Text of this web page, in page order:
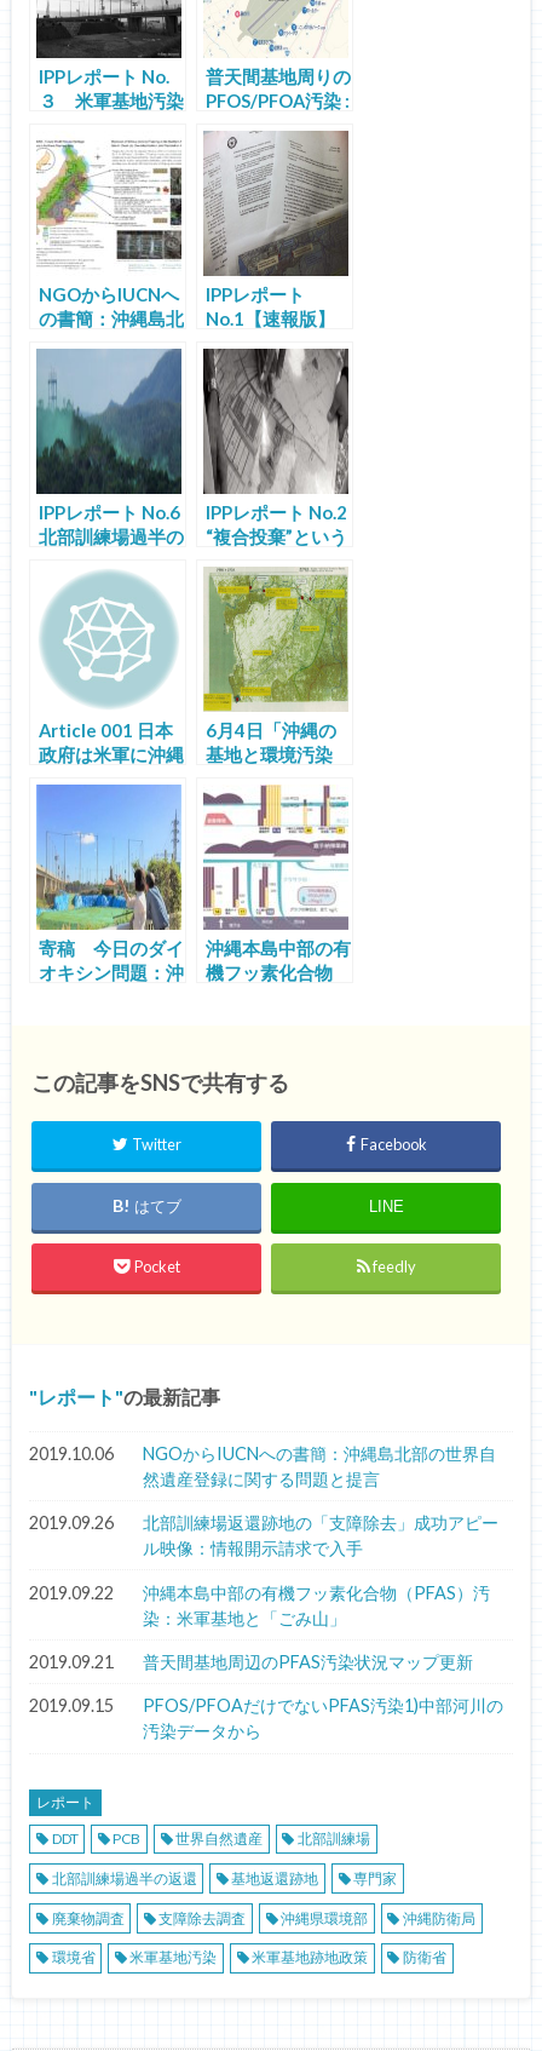
IPPレポート No.
３ 米軍基地汚染
はいくらかかるの
か：沖縄市サッカ
ー場汚染関係経費
中間報告
普天間基地周りの
PFOS/PFOA汚染 :
性を問う
NGOからIUCNへ
の書簡：沖縄島北
登録に関する問題
と提言
IPPレポート
No.1【速報版】
沖縄の要求を正し
く伝えているか
：PFOS汚染を事
例にした沖縄県、
沖縄防衛局、米軍
間コミュニケーシ
ョンの検証
IPPレポート No.6
北部訓練場過半の
非公開資料入手
IPPレポート No.2
“複合投棄”という
市サッカー場、北
谷上勢頭住宅地、
読谷村整備農地
Article 001 日本
政府は米軍に沖縄
6月4日「沖縄の
基地と環境汚染
ティクス・知る
力」@東京
寄稿 今日のダイ
オキシン問題：沖
沖縄本島中部の有
機フッ素化合物
この記事をSNSで共有する
Twitter Facebook
はてブ LINE
Pocket feedly
レポート の最新記事
2019.10.06
NGOからIUCNへの書簡：沖縄島北部の世界自
然遺産登録に関する問題と提言
2019.09.26
北部訓練場返還跡地の「支障除去」成功アピー
ル映像：情報開示請求で入手
2019.09.22
沖縄本島中部の有機フッ素化合物（PFAS）汚
染：米軍基地と「ごみ山」
2019.09.21 普天間基地周辺のPFAS汚染状況マップ更新
2019.09.15
PFOS/PFOAだけでないPFAS汚染1)中部河川の
汚染データから
レポート
DDT
PCB 世界自然遺産 北部訓練場
北部訓練場過半の返還 基地返還跡地 専門家
廃棄物調査 支障除去調査 沖縄県環境部 沖縄防衛局
環境省 米軍基地汚染 米軍基地跡地政策 防衛省